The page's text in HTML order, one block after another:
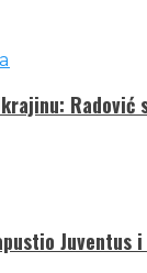
Radović